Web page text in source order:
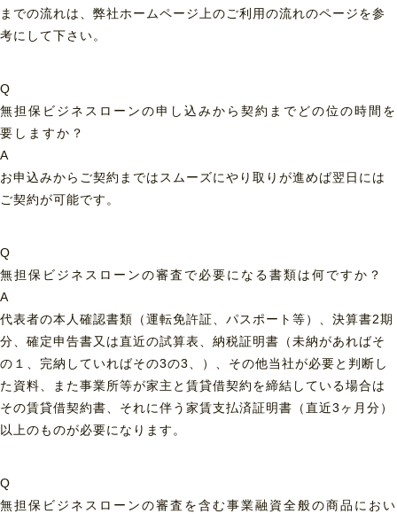
までの流れは、弊社ホームページ上のご利用の流れのページを参
考にして下さい。
Q
無担保ビジネスローンの申し込みから契約までどの位の時間を
要しますか？
A
お申込みからご契約まではスムーズにやり取りが進めば翌日には
ご契約が可能です。
Q
無担保ビジネスローンの審査で必要になる書類は何ですか？
A
代表者の本人確認書類（運転免許証、パスポート等）、決算書2期
分、確定申告書又は直近の試算表、納税証明書（未納があればそ
の１、完納していればその3の3、）、その他当社が必要と判断し
た資料、また事業所等が家主と賃貸借契約を締結している場合は
その賃貸借契約書、それに伴う家賃支払済証明書（直近3ヶ月分）
以上のものが必要になります。
Q
無担保ビジネスローンの審査を含む事業融資全般の商品におい